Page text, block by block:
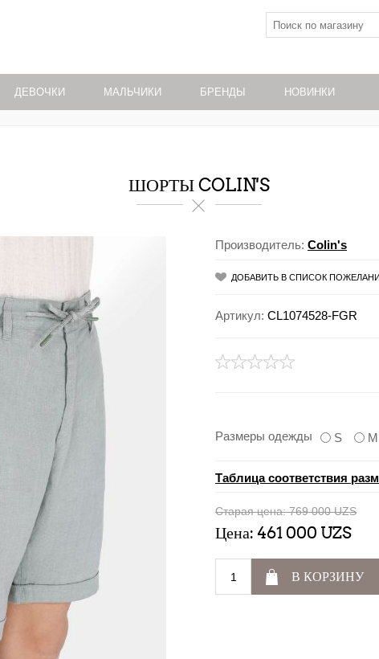
ДЕВОЧКИ МАЛЬЧИКИ БРЕНДЫ НОВИНКИ
ШОРТЫ COLIN'S
Производитель: Colin's
ДОБАВИТЬ В СПИСОК
Артикул: CL1074528-FGR
Размеры одежды S M
Таблица соответствия
Старая цена: 769 000 UZS
Цена: 461 000 UZS
В КОРЗИНУ